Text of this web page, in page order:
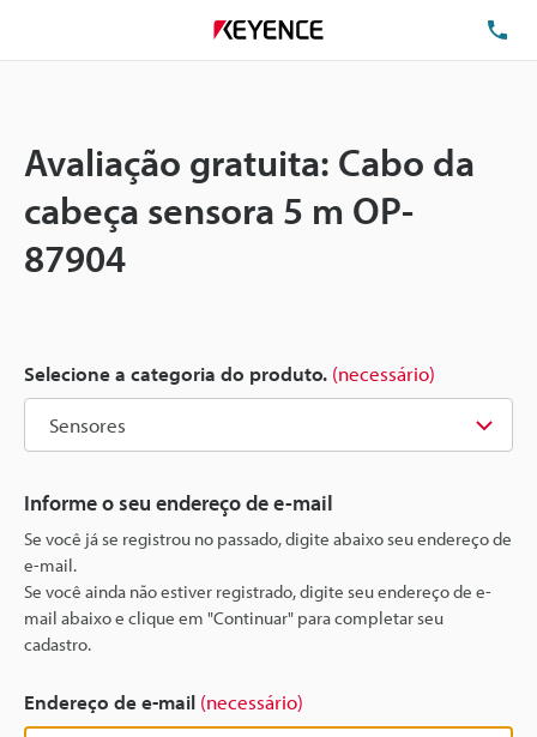
Avaliação gratuita: Cabo da
cabeça sensora 5 m OP-
87904
Selecione a categoria do produto. (necessário)
Informe o seu endereço de e-mail
Se você já se registrou no passado, digite abaixo seu endereço de
e-mail.
Se você ainda não estiver registrado, digite seu endereço de e-
mail abaixo e clique em "Continuar" para completar seu
cadastro.
Endereço de e-mail (necessário)